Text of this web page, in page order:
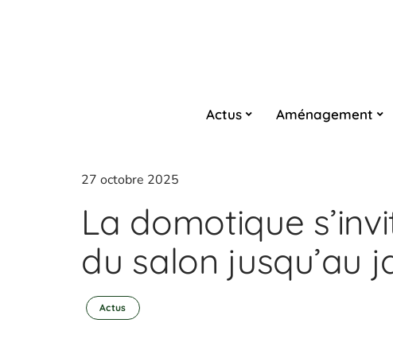
Actus Aménagement
27 octobre 2025
La domotique
du salon jusqu’au
Actus